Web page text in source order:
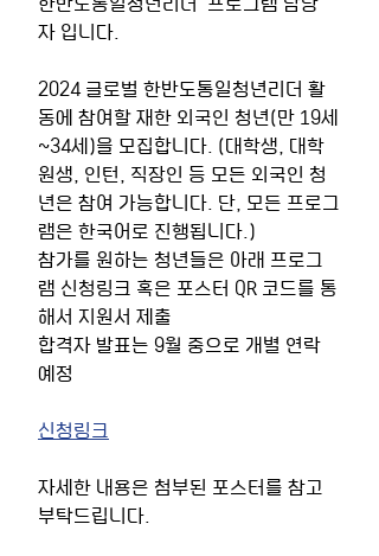
자 입니다.
2024 글로벌 한반도통일청년리더 활
동에 참여할 재한 외국인 청년(만 19세
~34세)을 모집합니다. (대학생, 대학
원생, 인턴, 직장인 등 모든 외국인 청
년은 참여 가능합니다. 단, 모든 프로그
램은 한국어로 진행됩니다.)
참가를 원하는 청년들은 아래 프로그
램 신청링크 혹은 포스터 QR 코드를 통
해서 지원서 제출
합격자 발표는 9월 중으로 개별 연락
예정
신청링크
자세한 내용은 첨부된 포스터를 참고
부탁드립니다.